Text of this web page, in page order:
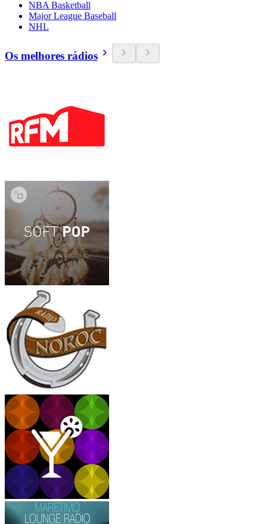
NBA Basketball
Major League Baseball
NHL
Os melhores rádios